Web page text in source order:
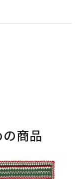
商品